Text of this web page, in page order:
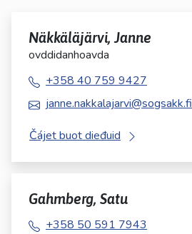
Näkkäläjärvi, Janne
ovddidanhoavda
+358 40 759 9427
janne.nakkalajarvi@sogsakk.fi
Čájet buot dieđuid
Gahmberg, Satu
+358 50 591 7943